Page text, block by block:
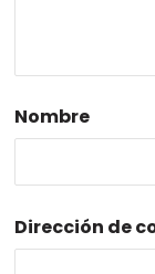
Nombre
Dirección de